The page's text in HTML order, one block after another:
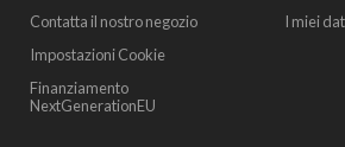
Contatta il nostro negozio
Impostazioni Cookie
Finanziamento
NextGenerationEU
I miei